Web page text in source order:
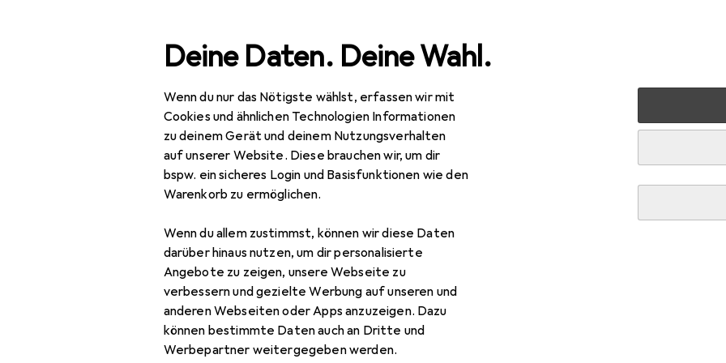
Deine Daten. Deine Wahl.
Wenn du nur das Nötigste wählst, erfassen wir mit
Cookies und ähnlichen Technologien Informationen
zu deinem Gerät und deinem Nutzungsverhalten
auf unserer Website. Diese brauchen wir, um dir
bspw. ein sicheres Login und Basisfunktionen wie den
Warenkorb zu ermöglichen.
Wenn du allem zustimmst, können wir diese Daten
darüber hinaus nutzen, um dir personalisierte
Angebote zu zeigen, unsere Webseite zu
verbessern und gezielte Werbung auf unseren und
anderen Webseiten oder Apps anzuzeigen. Dazu
können bestimmte Daten auch an Dritte und
Werbepartner weitergegeben werden.
Navigation nach Kategorien Gesamtsortiment Spielzeug Spielfahrzeuge